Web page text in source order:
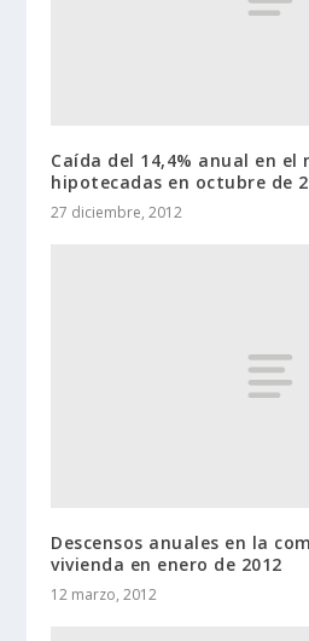
Caída del 14,4% anual en el
hipotecadas en octubre de
27 diciembre, 2012
Descensos anuales en la
vivienda en enero de 2012
12 marzo, 2012